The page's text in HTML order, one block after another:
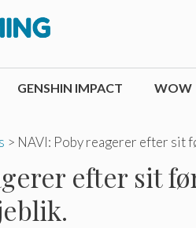
GENSHIN IMPACT WOW
> NAVI: Poby reagerer efter sit
efter sit